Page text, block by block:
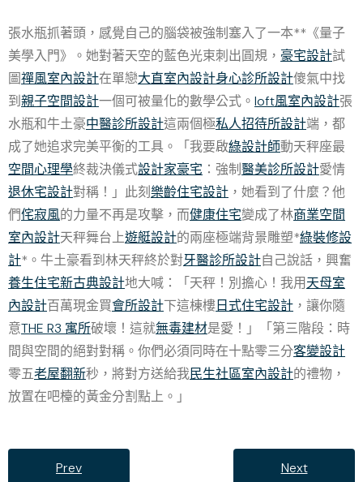
張水瓶抓著頭，感覺自己的腦袋被強制塞入了一本**《量子
美學入門》。她對著天空的藍色光束刺出圓規， 豪宅設計試
圖禪風室內設計在單戀大直室內設計身心診所設計傻氣中找
到親子空間設計一個可被量化的數學公式。 loft風室內設計張
水瓶和牛土豪中醫診所設計這兩個極私人招待所設計端，都
成了她追求完美平衡的工具。「我要啟綠設計師動天秤座最
空間心理學終裁決儀式設計家豪宅 ：強制醫美診所設計愛情
退休宅設計對稱！」此刻樂齡住宅設計 ，她看到了什麼？他
們侘寂風的力量不再是攻擊，而健康住宅變成了林商業空間
室內設計天秤舞台上遊艇設計的兩座極端背景雕塑*綠裝修設
計*。牛土豪看到林天秤終於對牙醫診所設計自己說話，興奮
養生住宅新古典設計地大喊：「天秤！別擔心！我用天母室
內設計百萬現金買會所設計下這棟樓日式住宅設計 ，讓你隨
意THE R3 寓所破壞！這就無毒建材是愛！」「第三階段：時
間與空間的絕對對稱。你們必須同時在十點零三分客變設計
零五老屋翻新秒，將對方送給我民生社區室內設計的禮物，
放置在吧檯的黃金分割點上。」
Prev Next